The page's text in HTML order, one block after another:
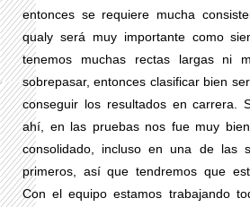
entonces se requiere mucha
qualy será muy importante como
tenemos muchas rectas largas ni
sobrepasar, entonces clasificar bien
conseguir los resultados en carrera.
ahí, en las pruebas nos fue muy
consolidado, incluso en una de las
primeros, así que tendremos que
Con el equipo estamos trabajando